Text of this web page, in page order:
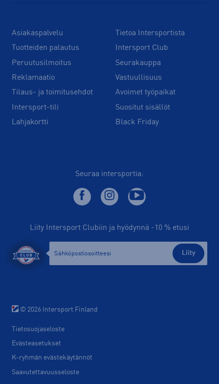
Asiakaspalvelu
Tuotteiden palautus
Peruutusilmoitus
Reklamaatio
Tilaus- ja toimitusehdot
Intersport-tili
Lahjakortti
Tietoa Intersportista
Intersport Club
Seurakauppa
Vastuullisuus
Avoimet työpaikat
Suositut sisällöt
Black Friday
Seuraa intersportia:
Liity Intersport Clubiin ja hyödynnä -10 % etusi
Liity
© 2026 Intersport Finland
Tietosuojaseloste
Evästeasetukset
K-ryhmän evästekäytännöt
Saavutettavuusseloste